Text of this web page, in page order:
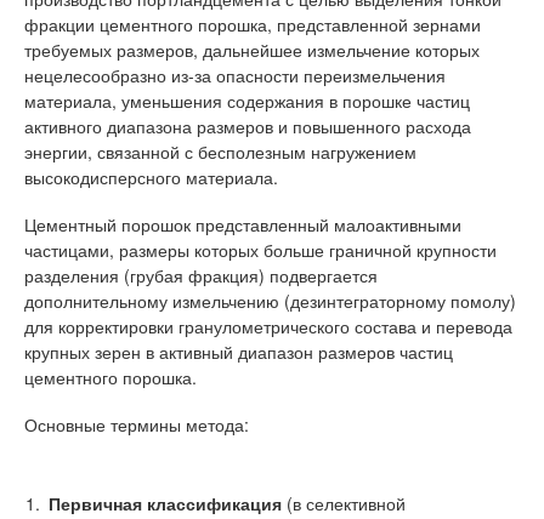
фракции цементного порошка, представленной зернами
требуемых размеров, дальнейшее измельчение которых
нецелесообразно из-за опасности переизмельчения
материала, уменьшения содержания в порошке частиц
активного диапазона размеров и повышенного расхода
энергии, связанной с бесполезным нагружением
высокодисперсного материала.
Цементный порошок представленный малоактивными
частицами, размеры которых больше граничной крупности
разделения (грубая фракция) подвергается
дополнительному измельчению (дезинтеграторному помолу)
для корректировки гранулометрического состава и перевода
крупных зерен в активный диапазон размеров частиц
цементного порошка.
Основные термины метода:
Первичная классификация (в селективной